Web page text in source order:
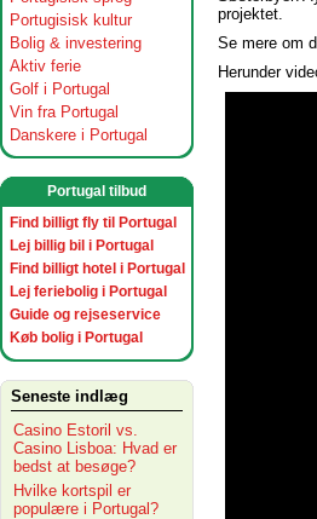
Portugisisk kultur
Bolig & investering
Aktiv ferie
Golf i Portugal
Vin fra Portugal
Danskere i Portugal
Portugal tilbud
Find billigt fly til Portugal
Lej billig bil i Portugal
Find billigt hotel i Portugal
Lej feriebolig i Portugal
Guide og rejseservice
Køb bolig i Portugal
Seneste indlæg
Casino Estoril vs.
Casino Lisboa: Hvad er
bedst at besøge?
Hvilke kortspil er
populære i Portugal?
projektet.
Se mere om
Herunder